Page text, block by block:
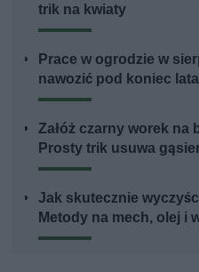
trik na kwiaty
Prace w ogrodzie w
nawozić pod koniec lata
Załóż czarny worek na
Prosty trik usuwa
Jak skutecznie
Metody na mech, olej i